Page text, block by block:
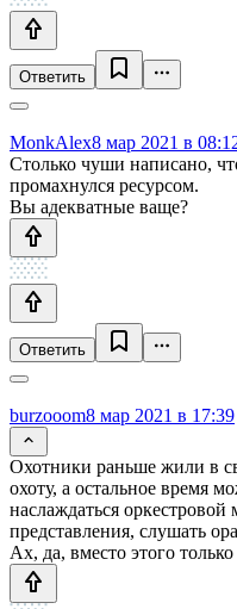
Ответить
MonkAlex8 мар 2021 в
Столько чуши написано,
промахнулся ресурсом.
Вы адекватные ваще?
Ответить
burzooom8 мар 2021 в 17:39
Охотники раньше жили в
охоту, а остальное время
наслаждаться оркестровой
представления, слушать
Ах, да, вместо этого